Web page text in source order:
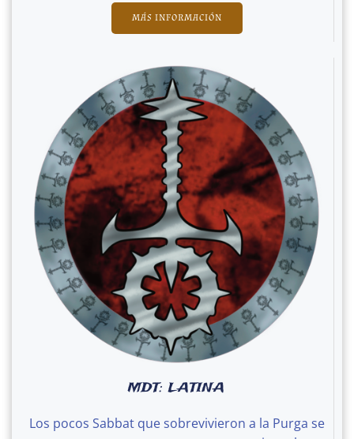
MÁS INFORMACIÓN
MDT: LATINA
Los pocos Sabbat que sobrevivieron a la Purga se